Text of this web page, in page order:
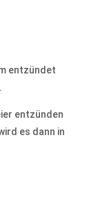
entzündet
entzünden
es dann in